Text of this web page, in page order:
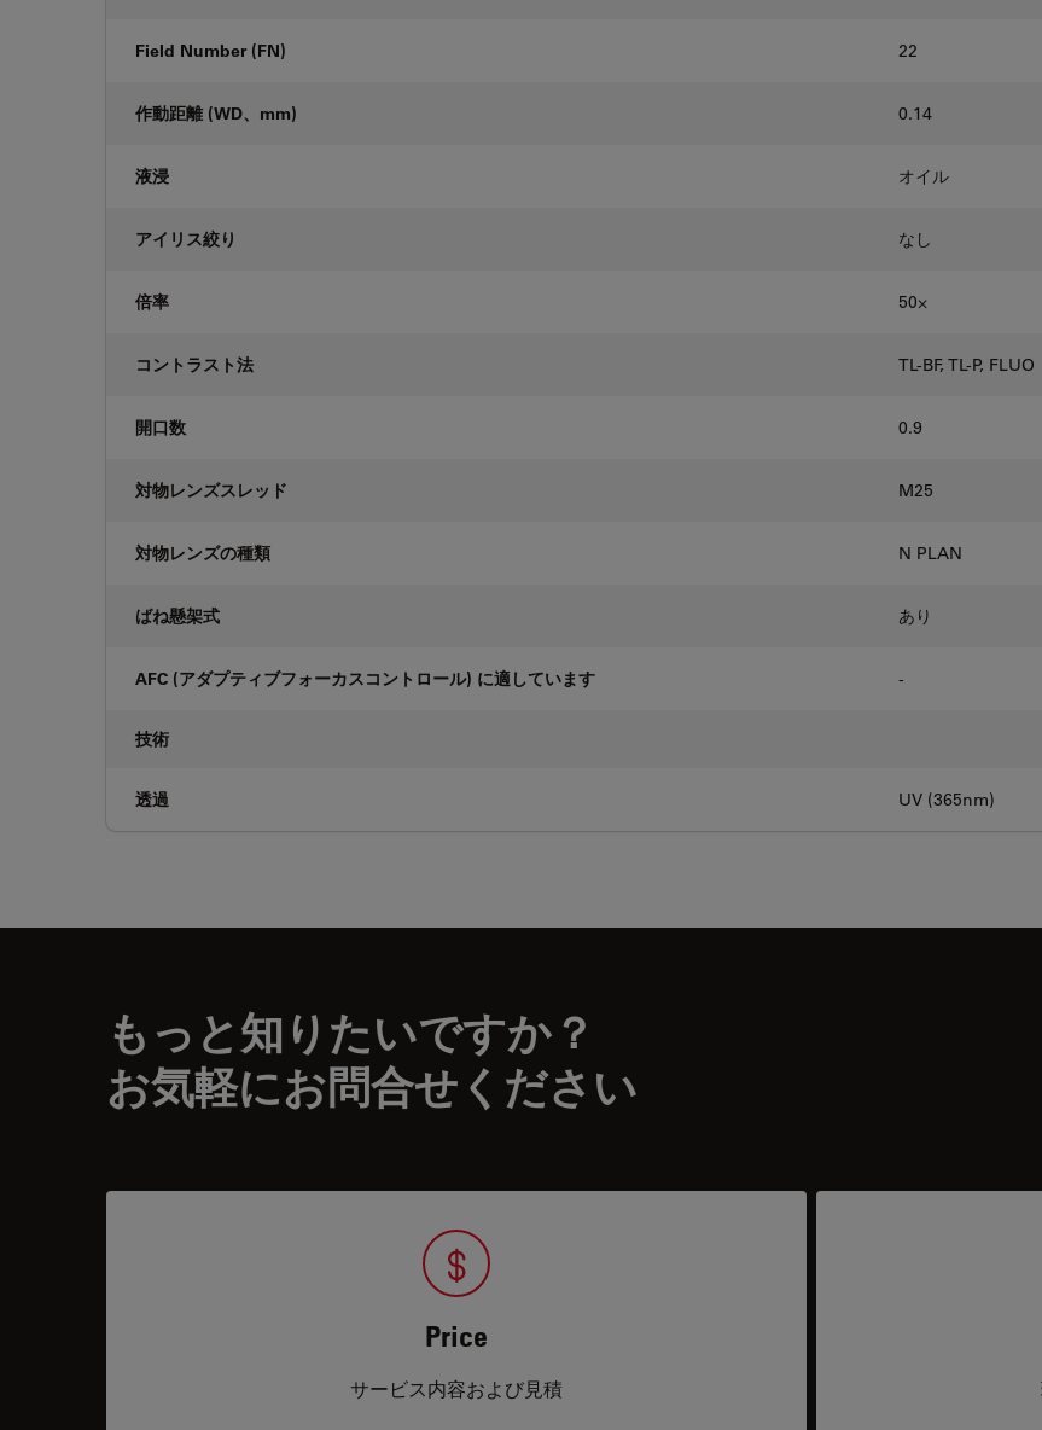
Field Number (FN) 22
作動距離 (WD、mm) 0.14
液浸 オイル
アイリス絞り なし
倍率 50⨉
コントラスト法 TL-BF, TL-P, FLUO
開口数 0.9
対物レンズスレッド M25
対物レンズの種類 N PLAN
ばね懸架式 あり
AFC (アダプティブフォーカスコントロール) に適しています -
技術
透過 UV (365nm)
もっと知りたいですか？
お気軽にお問合せください
Price
サービス内容および見積